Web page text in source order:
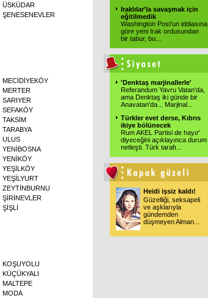
ÜSKÜDAR
ŞENESENEVLER
MECİDİYEKÖY
MERTER
SARIYER
SEFAKÖY
TAKSİM
TARABYA
ULUS
YENİBOSNA
YENİKÖY
YEŞİLKÖY
YEŞİLYURT
ZEYTİNBURNU
ŞİRİNEVLER
ŞİŞLİ
KOŞUYOLU
KÜÇÜKYALI
MALTEPE
MODA
Iraklılar'la savaşmak için
eğitilmedik
Washington Post'un iddiasına
göre yeni Irak ordusundan
bir tabur, bu
'Denktaş marjinallerle'
Referandum Yavru Vatan'da,
ama Denktaş iki günde bir
Anavatan'da... Marjinal
Türkler evet derse, Kıbrıs
ikiye bölünecek
Rum AKEL Partisi de hayır'
diyeceğini açıklayınca durum
netleşti. Türk tarafı
Heidi işsiz kaldı!
Güzelliği, seksapeli
ve aşklarıyla
gündemden
düşmeyen Alman